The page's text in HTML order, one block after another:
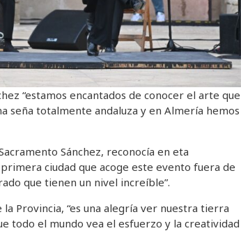
“estamos encantados de conocer el arte que
seña totalmente andaluza y en Almería hemos
Sánchez, reconocía en eta
ciudad que acoge este evento fuera de
que tienen un nivel increíble”.
Provincia, “es una alegría ver nuestra tierra
todo el mundo vea el esfuerzo y la creatividad